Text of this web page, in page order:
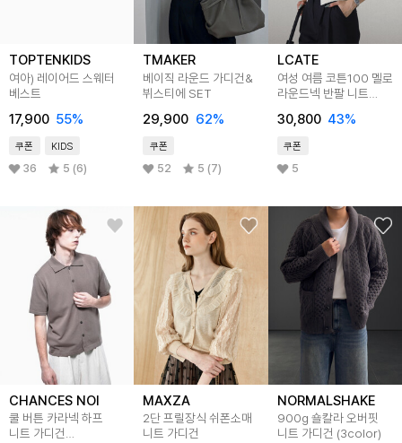
TOPTENKIDS
여아) 레이어드 스웨터
베스트
17,900 55%
쿠폰 KIDS
36 5 (6)
TMAKER
베이직 라운드 가디건&
뷔스티에 SET
29,900 62%
쿠폰
52 5 (7)
LCATE
여성 여름 코튼100 멜로
라운드넥 반팔 니트
30,800 43%
쿠폰
5
CHANCES NOI
쿨 버튼 카라넥 하프
니트 가디건
MAXZA
2단 프릴장식 쉬폰소매
니트 가디건
NORMALSHAKE
900g 숄칼라 오버핏
니트 가디건 (3color)